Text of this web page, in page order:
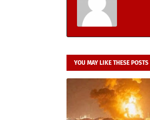
YOU MAY LIKE THESE POSTS